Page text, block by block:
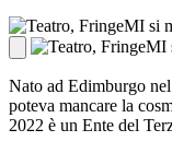
Nato ad Edimburgo
poteva mancare la
2022 è un Ente del